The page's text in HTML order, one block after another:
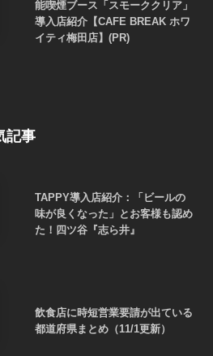
能喫煙ブース「スモーククリア」
導入店紹介【CAFE BREAK ホワ
イティ梅田店】(PR)
記事
TAPPY導入店紹介：「ビールの
味が良くなった」とお客様も認め
た！四ツ谷『志ら井』
飲食店に時短営業要請が出ている
都道府県まとめ（11/1更新）